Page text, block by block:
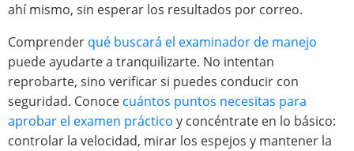
ahí mismo, sin esperar los resultados por correo.
Comprender qué buscará el examinador de manejo
puede ayudarte a tranquilizarte. No intentan
reprobarte, sino verificar si puedes conducir con
seguridad. Conoce cuántos puntos necesitas para
aprobar el examen práctico y concéntrate en lo básico:
controlar la velocidad, mirar los espejos y mantener la